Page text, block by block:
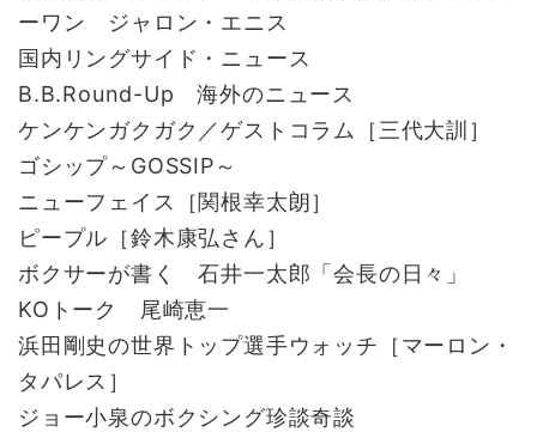
ーワン ジャロン・エニス
国内リングサイド・ニュース
B.B.Round-Up 海外のニュース
ケンケンガクガク／ゲストコラム［三代大訓］
ゴシップ～GOSSIP～
ニューフェイス［関根幸太朗］
ピープル［鈴木康弘さん］
ボクサーが書く 石井一太郎「会長の日々」
KOトーク 尾崎恵一
浜田剛史の世界トップ選手ウォッチ［マーロン・
タパレス］
ジョー小泉のボクシング珍談奇談